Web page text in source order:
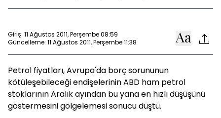
Giriş: 11 Ağustos 2011, Perşembe 08:59
Güncelleme: 11 Ağustos 2011, Perşembe 11:38
Petrol fiyatları, Avrupa'da borç sorununun
kötüleşebileceği endişelerinin ABD ham petrol
stoklarının Aralık ayından bu yana en hızlı düşüşünü
göstermesini gölgelemesi sonucu düştü.